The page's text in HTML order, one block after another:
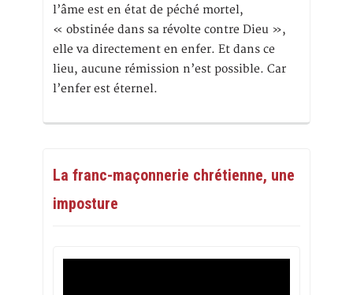
l’âme est en état de péché mortel,
« obstinée dans sa révolte contre Dieu »,
elle va directement en enfer. Et dans ce
lieu, aucune rémission n’est possible. Car
l’enfer est éternel.
La franc-maçonnerie chrétienne, une
imposture